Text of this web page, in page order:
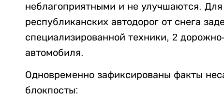
неблагоприятными и не улучшаются.
республиканских автодорог от снега
специализированной техники, 2
автомобиля.
Одновременно зафиксированы факты
блокпосты: